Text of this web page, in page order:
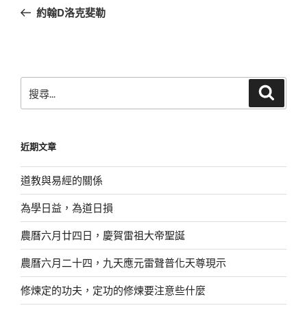
導
一 約翰D洛克斐勒
尋
字:
近期文章
道教與易經的關係
為學日益，為道日損
農曆六月廿四日，慶賀雷祖大帝聖誕
農曆六月二十四，九天應元雷聲普化天尊現示
修煉定的功夫，定功的修煉要注意些什麼